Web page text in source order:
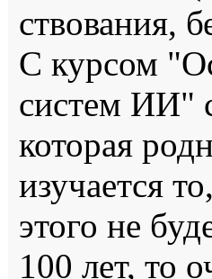
ствования,
С курсом
систем ИИ"
которая
изучается
этого не
100 лет, то